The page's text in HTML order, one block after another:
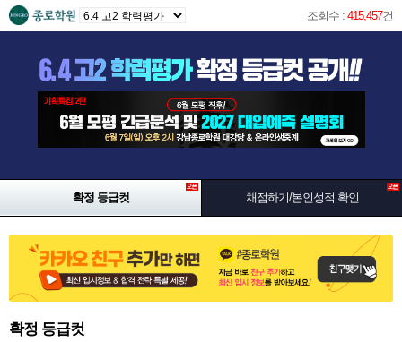
조회수 : 415,457건
확정 등급컷 채점하기/본인성적 확인
확정 등급컷